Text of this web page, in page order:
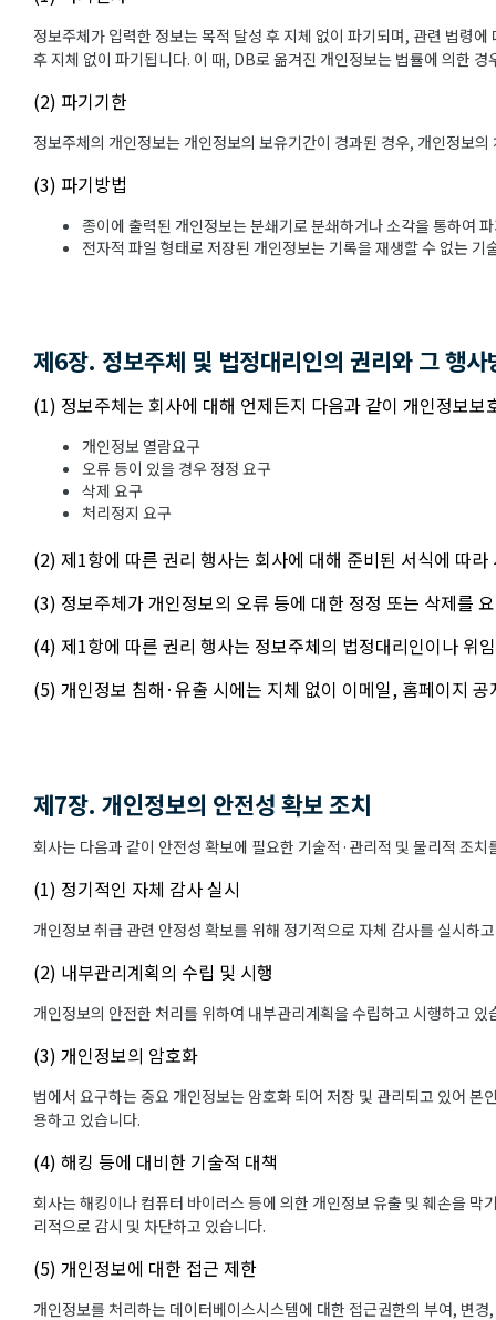
정보주체가 입력한 정보는 목적 달성 후 지체 없이 파기되며, 관련 법령
후 지체 없이 파기됩니다. 이 때, DB로 옮겨진 개인정보는 법률에 의한
(2) 파기기한
정보주체의 개인정보는 개인정보의 보유기간이 경과된 경우, 개인정보
(3) 파기방법
종이에 출력된 개인정보는 분쇄기로 분쇄하거나 소각을 통하여
전자적 파일 형태로 저장된 개인정보는 기록을 재생할 수 없는 기
제6장. 정보주체 및 법정대리인의 권리와 그 행사
(1) 정보주체는 회사에 대해 언제든지 다음과 같이 개인정보보
개인정보 열람요구
오류 등이 있을 경우 정정 요구
삭제 요구
처리정지 요구
(2) 제1항에 따른 권리 행사는 회사에 대해 준비된 서식에 따
(3) 정보주체가 개인정보의 오류 등에 대한 정정 또는 삭제를
(4) 제1항에 따른 권리 행사는 정보주체의 법정대리인이나 위
(5) 개인정보 침해·유출 시에는 지체 없이 이메일, 홈페이지
제7장. 개인정보의 안전성 확보 조치
회사는 다음과 같이 안전성 확보에 필요한 기술적·관리적 및 물리적 조치
(1) 정기적인 자체 감사 실시
개인정보 취급 관련 안정성 확보를 위해 정기적으로 자체 감사를 실시하
(2) 내부관리계획의 수립 및 시행
개인정보의 안전한 처리를 위하여 내부관리계획을 수립하고 시행하고 있
(3) 개인정보의 암호화
법에서 요구하는 중요 개인정보는 암호화 되어 저장 및 관리되고 있어
용하고 있습니다.
(4) 해킹 등에 대비한 기술적 대책
회사는 해킹이나 컴퓨터 바이러스 등에 의한 개인정보 유출 및 훼손을
리적으로 감시 및 차단하고 있습니다.
(5) 개인정보에 대한 접근 제한
개인정보를 처리하는 데이터베이스시스템에 대한 접근권한의 부여, 변